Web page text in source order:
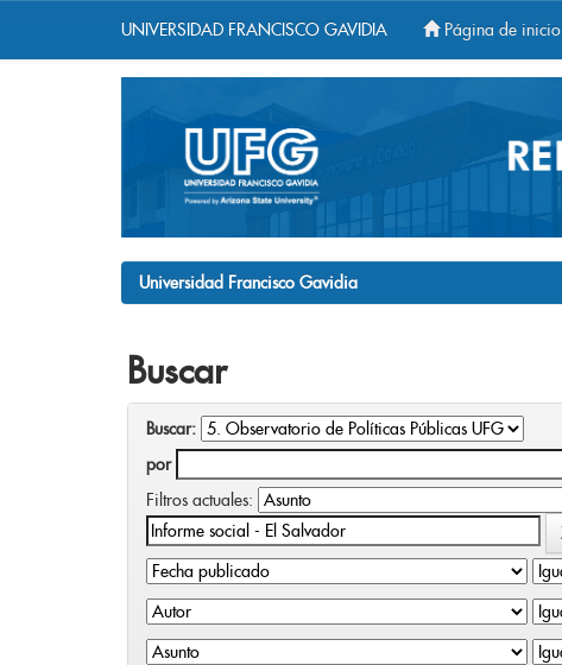
UNIVERSIDAD FRANCISCO GAVIDIA Página de inicio
Universidad Francisco Gavidia
Buscar
Buscar:
por
Filtros actuales: